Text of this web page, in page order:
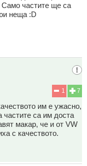
Само частите ще са
неща :D
7
1
им е ужасно,
частите са им доста
макар, че и от VW
с качеството.